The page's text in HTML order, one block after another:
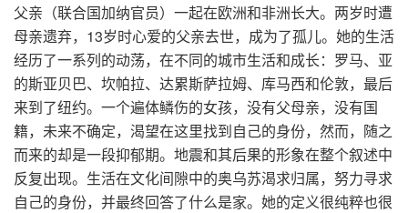
父亲（联合国加纳官员）一起在欧洲和非洲长大。两岁时遭
母亲遗弃，13岁时心爱的父亲去世，成为了孤儿。她的生活
经历了一系列的动荡，在不同的城市生活和成长：罗马、亚
的斯亚贝巴、坎帕拉、达累斯萨拉姆、库马西和伦敦，最后
来到了纽约。一个遍体鳞伤的女孩，没有父母亲，没有国
籍，未来不确定，渴望在这里找到自己的身份，然而，随之
而来的却是一段抑郁期。地震和其后果的形象在整个叙述中
反复出现。生活在文化间隙中的奥乌苏渴求归属，努力寻求
自己的身份，并最终回答了什么是家。她的定义很纯粹也很